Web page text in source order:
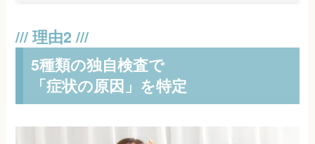
5種類の独自検査で
「症状の原因」を特定